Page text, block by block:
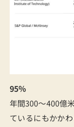
95％
年間300〜400億
ているにもかか